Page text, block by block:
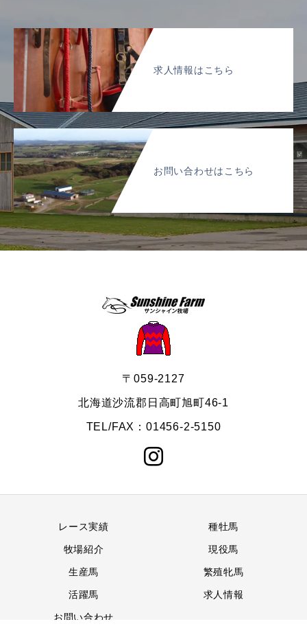
求人情報はこちら
お問い合わせはこちら
〒059-2127
北海道沙流郡日高町旭町46-1
TEL/FAX：01456-2-5150
レース実績 種牡馬
牧場紹介 現役馬
生産馬 繁殖牝馬
活躍馬 求人情報
お問い合わせ